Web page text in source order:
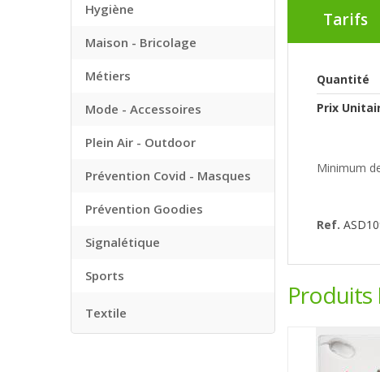
Hygiène
Maison - Bricolage
Métiers
Mode - Accessoires
Plein Air - Outdoor
Prévention Covid - Masques
Prévention Goodies
Signalétique
Sports
Textile
Tarifs
Quantité
Prix
Minimum
Ref.
Produits